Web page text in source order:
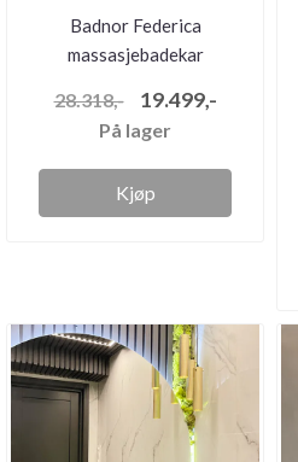
Badnor Federica
massasjebadekar
28.318,- 19.499,-
På lager
Kjøp